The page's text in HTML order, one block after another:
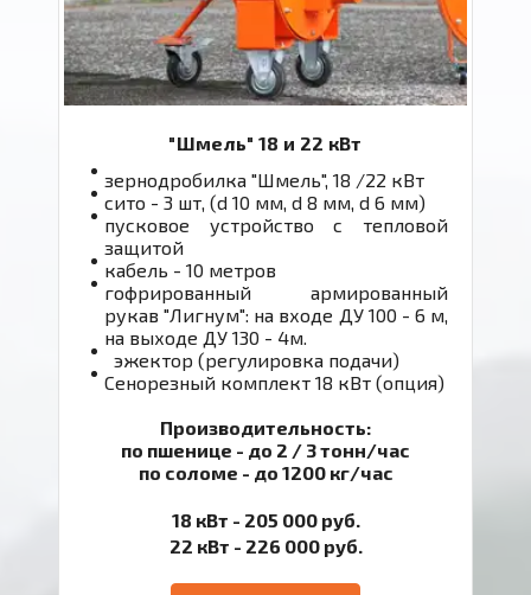
"Шмель" 18 и 22 кВт
зернодробилка "Шмель", 18 /22 кВт
сито - 3 шт, (d 10 мм, d 8 мм, d 6 мм)
пусковое устройство с тепловой
защитой
кабель - 10 метров
гофрированный армированный
рукав "Лигнум": на входе ДУ 100 - 6 м,
на выходе ДУ 130 - 4м.
эжектор (регулировка подачи)
Сенорезный комплект 18 кВт (опция)
Производительность:
по пшенице - до 2 / 3 тонн/час
по соломе - до 1200 кг/час
18 кВт - 205 000 руб.
22 кВт - 226 000 руб.